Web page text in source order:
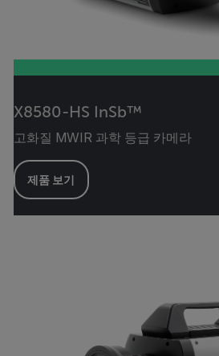
X8580-HS InSb™
고화질 MWIR 과학 등급 카메라
제품 보기